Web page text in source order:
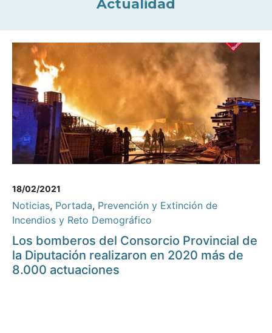
Actualidad
18/02/2021
Noticias, Portada, Prevención y Extinción de
Incendios y Reto Demográfico
Los bomberos del Consorcio Provincial de
la Diputación realizaron en 2020 más de
8.000 actuaciones